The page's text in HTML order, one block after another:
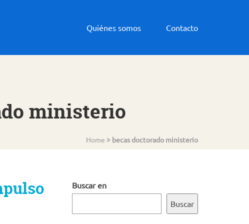
Quiénes somos Contacto
ministerio
Home becas doctorado ministerio
Buscar en
Buscar